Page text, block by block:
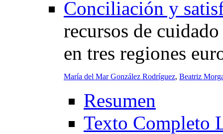
Conciliación y
recursos de
en tres regiones
María del Mar González Rodríguez, Beatriz
Resumen
Texto Completo